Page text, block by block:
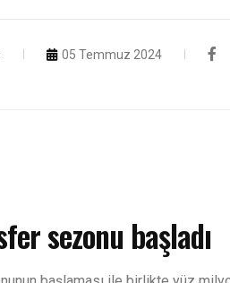
05 Temmuz 2024
sezonu başladı